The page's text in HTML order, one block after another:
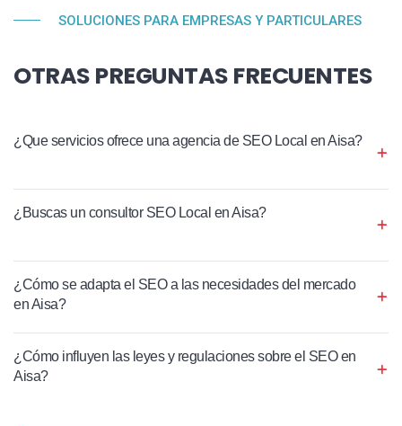
SOLUCIONES PARA EMPRESAS Y PARTICULARES
OTRAS PREGUNTAS FRECUENTES
¿Que servicios ofrece una agencia de SEO Local en Aisa?
¿Buscas un consultor SEO Local en Aisa?
¿Cómo se adapta el SEO a las necesidades del mercado
en Aisa?
¿Cómo influyen las leyes y regulaciones sobre el SEO en
Aisa?